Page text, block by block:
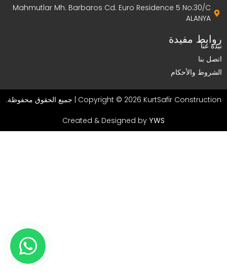
Mahmutlar Mh. Barbaros Cd. Euro Residence 5 No:30/C
ALANYA
روابط مفيدة
نبذة عنا
اتصل بنا
الشروط والأحكام
Copyright © 2026 KurtSafir Construction | جميع الحقوق محفوظة.
Created & Designed by YWS